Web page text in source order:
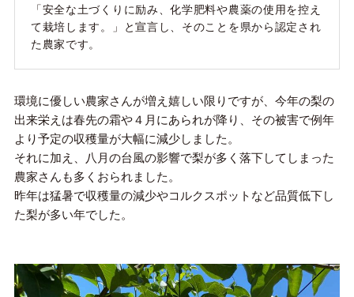
「安全な土づくりに励み、化学肥料や農薬の使用を控え
て栽培します。」と宣言し、そのことを県から認定され
た農家です。
環境に優しい農家さんが増え嬉しい限りですが、今年の梨の
出来栄えは春先の霜や４月にあられが降り、その被害で例年
より予定の収穫量が大幅に減少しました。
それに加え、八月の台風の影響で梨が多く落下してしまった
農家さんも多くおられました。
昨年は猛暑で収穫量の減少やコルクスポットなど品質低下し
た梨が多い年でした。